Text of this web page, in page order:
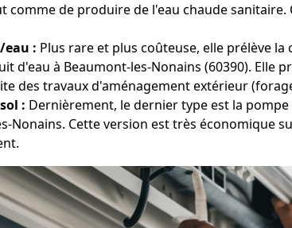
comme de produire de l'eau chaude
eau : Plus rare et plus coûteuse, elle prélève
d'eau à Beaumont-les-Nonains (60390).
des travaux d'aménagement extérieur
: Dernièrement, le dernier type est la
Nonains. Cette version est très économique